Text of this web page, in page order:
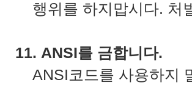
행위를 하지맙시다. 처
11. ANSI를 금합니다.
ANSI코드를 사용하지